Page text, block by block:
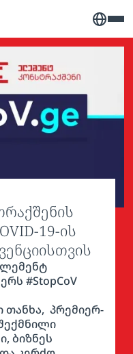
19-ის
#StopCoV
პრემიერ-
ბიზნეს